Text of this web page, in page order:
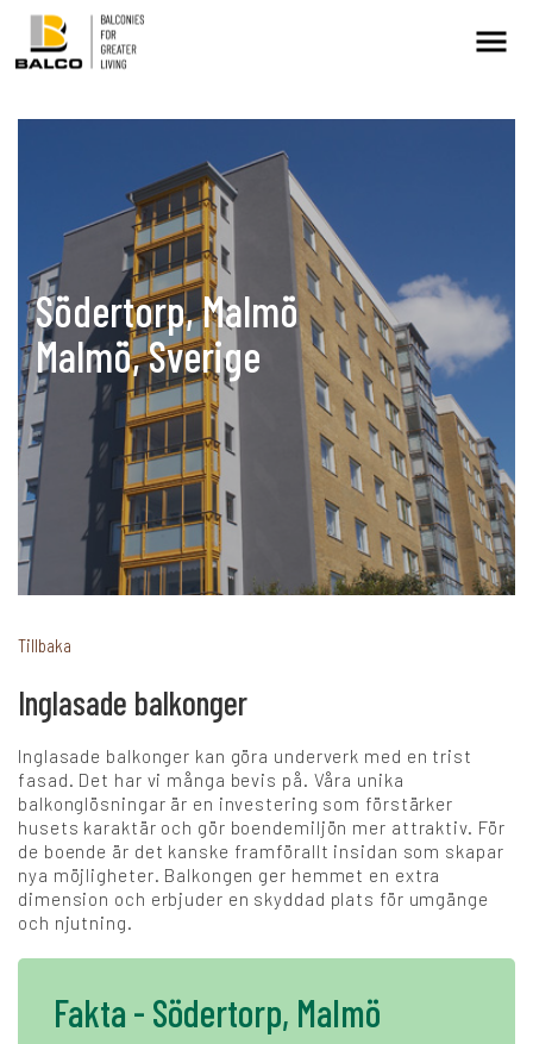
Balkongrenovering
+
Hållbarhet
Referenser
Nyheter
+
Språk:
SV DK NO FI DE
NL UK CH PL
Södertorp, Malmö
Malmö, Sverige
Tillbaka
Inglasade balkonger
Inglasade balkonger kan göra underverk med en trist
fasad. Det har vi många bevis på. Våra unika
balkonglösningar är en investering som förstärker
husets karaktär och gör boendemiljön mer attraktiv. För
de boende är det kanske framförallt insidan som skapar
nya möjligheter. Balkongen ger hemmet en extra
dimension och erbjuder en skyddad plats för umgänge
och njutning.
Fakta - Södertorp, Malmö